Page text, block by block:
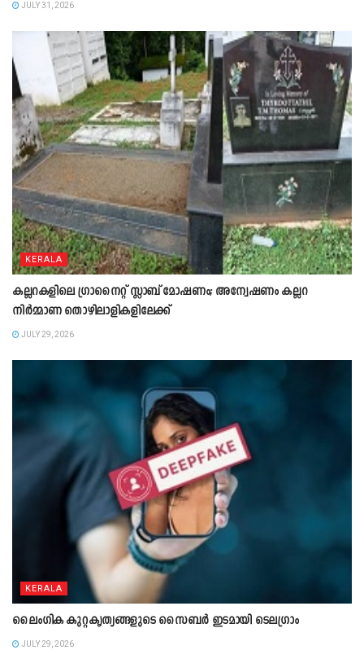
JULY 31, 2026
KERALA
കല്ലറകളിലെ ഗ്രാനൈറ്റ് സ്ലാബ് മോഷണം; അന്വേഷണം കല്ലറ
നിർമ്മാണ തൊഴിലാളികളിലേക്ക്
JULY 29, 2026
KERALA
ലൈംഗിക കുറ്റകൃത്യങ്ങളുടെ സൈബർ ഇടമായി ടെലഗ്രാം
JULY 29, 2026